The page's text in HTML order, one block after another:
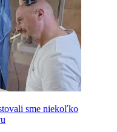
sme niekoľko